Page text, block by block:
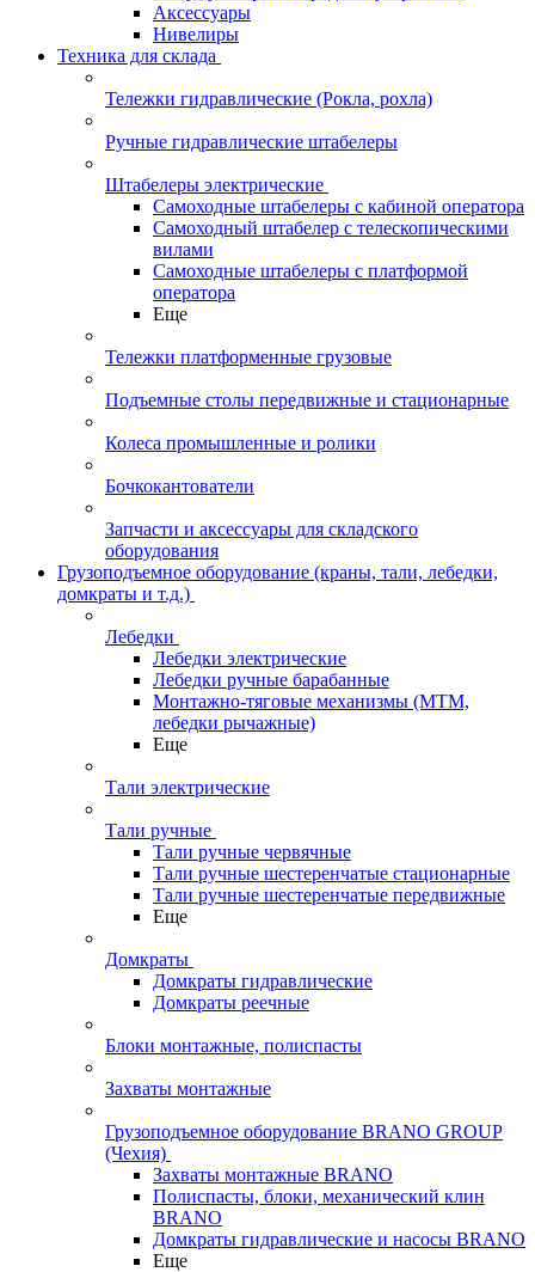
Аксессуары
Нивелиры
Техника для склада
Тележки гидравлические (Рокла, рохла)
Ручные гидравлические штабелеры
Штабелеры электрические
Самоходные штабелеры с кабиной оператора
Самоходный штабелер с телескопическими
вилами
Самоходные штабелеры с платформой
оператора
Еще
Тележки платформенные грузовые
Подъемные столы передвижные и стационарные
Колеса промышленные и ролики
Бочкокантователи
Запчасти и аксессуары для складского
оборудования
Грузоподъемное оборудование (краны, тали, лебедки,
домкраты и т.д.)
Лебедки
Лебедки электрические
Лебедки ручные барабанные
Монтажно-тяговые механизмы (МТМ,
лебедки рычажные)
Еще
Тали электрические
Тали ручные
Тали ручные червячные
Тали ручные шестеренчатые стационарные
Тали ручные шестеренчатые передвижные
Еще
Домкраты
Домкраты гидравлические
Домкраты реечные
Блоки монтажные, полиспасты
Захваты монтажные
Грузоподъемное оборудование BRANO GROUP
(Чехия)
Захваты монтажные BRANO
Полиспасты, блоки, механический клин
BRANO
Домкраты гидравлические и насосы BRANO
Еще